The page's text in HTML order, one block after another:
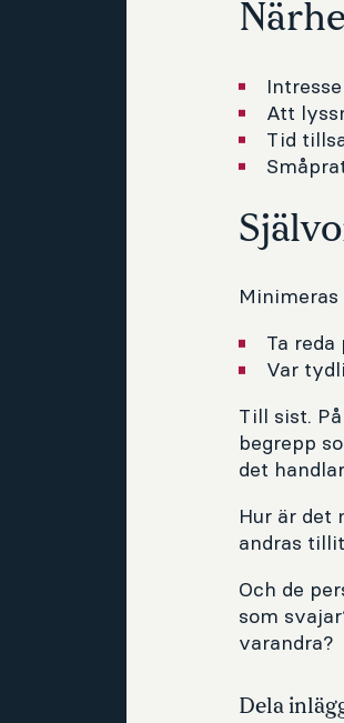
Att
Tid
Minimeras
Ta
Var
Till sist.
begrepp
det
Hur är det
andras
Och de
som
varandra?
Dela